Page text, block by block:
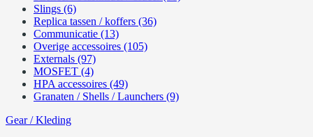
Slings (6)
Replica tassen / koffers (36)
Communicatie (13)
Overige accessoires (105)
Externals (97)
MOSFET (4)
HPA accessoires (49)
Granaten / Shells / Launchers (9)
Gear / Kleding